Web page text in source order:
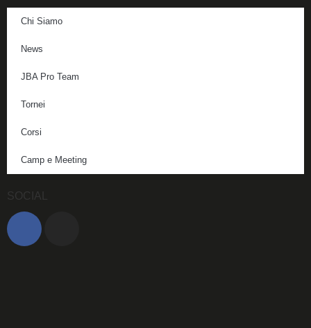
Chi Siamo
News
JBA Pro Team
Tornei
Corsi
Camp e Meeting
SOCIAL